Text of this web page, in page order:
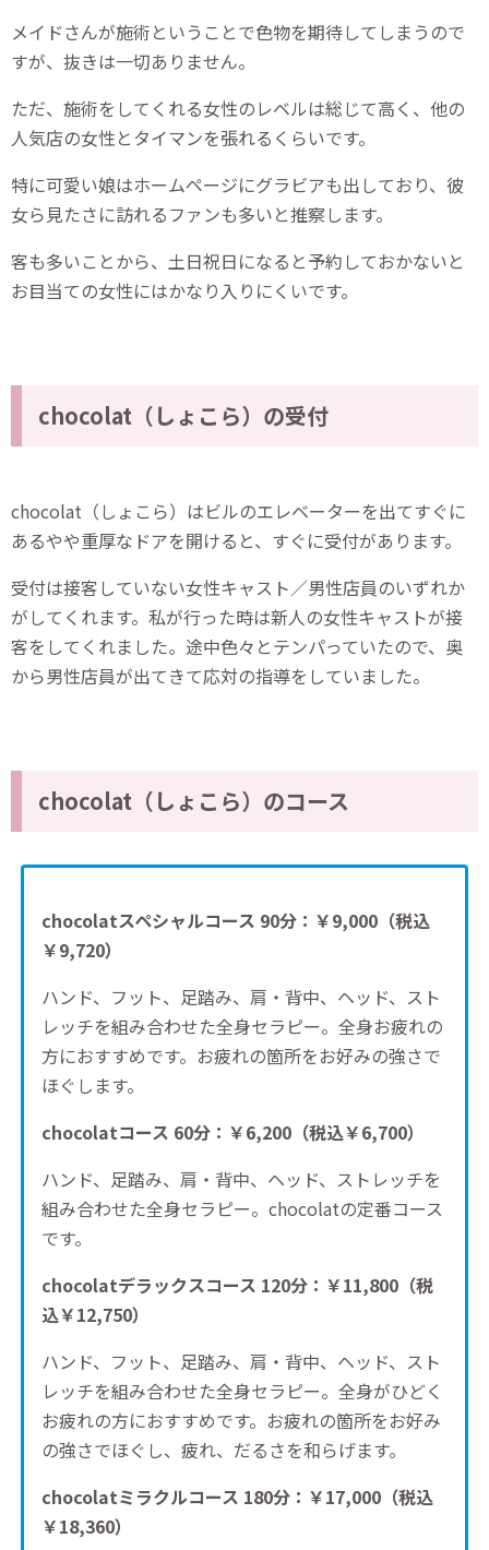
メイドさんが施術ということで色物を期待してしまうので
すが、抜きは一切ありません。
ただ、施術をしてくれる女性のレベルは総じて高く、他の
人気店の女性とタイマンを張れるくらいです。
特に可愛い娘はホームページにグラビアも出しており、彼
女ら見たさに訪れるファンも多いと推察します。
客も多いことから、土日祝日になると予約しておかないと
お目当ての女性にはかなり入りにくいです。
chocolat（しょこら）の受付
chocolat（しょこら）はビルのエレベーターを出てすぐに
あるやや重厚なドアを開けると、すぐに受付があります。
受付は接客していない女性キャスト／男性店員のいずれか
がしてくれます。私が行った時は新人の女性キャストが接
客をしてくれました。途中色々とテンパっていたので、奥
から男性店員が出てきて応対の指導をしていました。
chocolat（しょこら）のコース
chocolatスペシャルコース 90分：￥9,000（税込
￥9,720）
ハンド、フット、足踏み、肩・背中、ヘッド、スト
レッチを組み合わせた全身セラピー。全身お疲れの
方におすすめです。お疲れの箇所をお好みの強さで
ほぐします。
chocolatコース 60分：￥6,200（税込￥6,700）
ハンド、足踏み、肩・背中、ヘッド、ストレッチを
組み合わせた全身セラピー。chocolatの定番コース
です。
chocolatデラックスコース 120分：￥11,800（税
込￥12,750）
ハンド、フット、足踏み、肩・背中、ヘッド、スト
レッチを組み合わせた全身セラピー。全身がひどく
お疲れの方におすすめです。お疲れの箇所をお好み
の強さでほぐし、疲れ、だるさを和らげます。
chocolatミラクルコース 180分：￥17,000（税込
￥18,360）